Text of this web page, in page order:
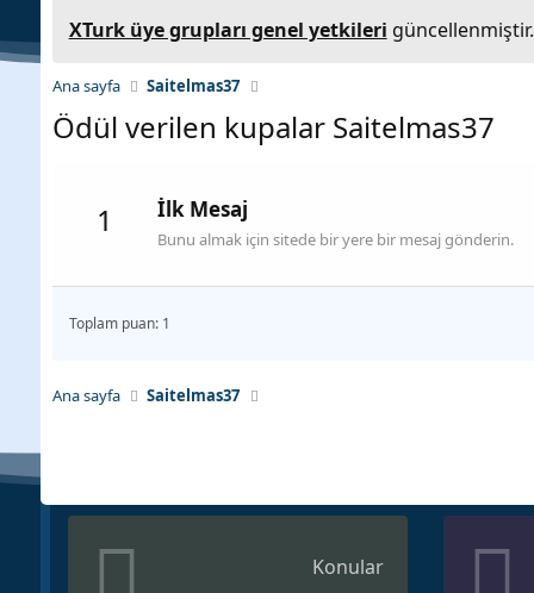
XTurk üye grupları genel yetkileri güncellenmiştir.
Ana sayfa Saitelmas37
Ödül verilen kupalar Saitelmas37
1 İlk Mesaj
Bunu almak için sitede bir yere bir mesaj gönderin.
Toplam puan: 1
Ana sayfa Saitelmas37
Konular